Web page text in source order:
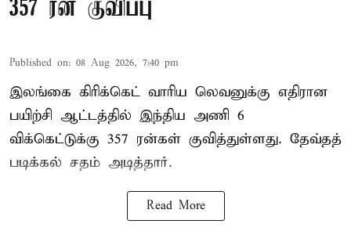
357 ரன் குவிப்பு
Published on: 08 Aug 2026, 7:40 pm
இலங்கை கிரிக்கெட் வாரிய லெவனுக்கு எதிரான
பயிற்சி ஆட்டத்தில் இந்திய அணி 6
விக்கெட்டுக்கு 357 ரன்கள் குவித்துள்ளது. தேவ்தத்
படிக்கல் சதம் அடித்தார்.
Read More